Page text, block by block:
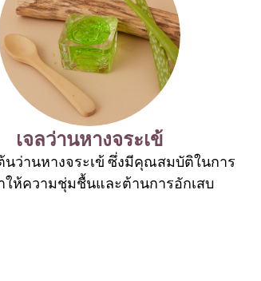
เจลว่านหางจระเข้
นว่านหางจระเข้ ซึ่งมีคุณสมบัติในการ
ให้ความชุ่มชื้นและต้านการอักเสบ